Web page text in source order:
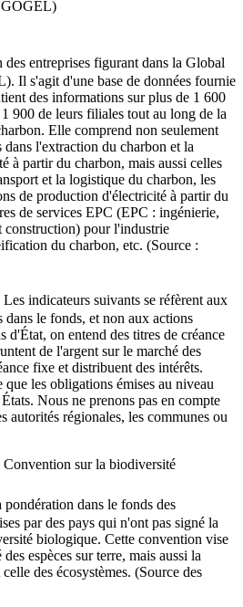
GOGEL)
des entreprises figurant dans la Global
Il s'agit d'une base de données fournie
des informations sur plus de 1 600
900 de leurs filiales tout au long de la
Elle comprend non seulement
dans l'extraction du charbon et la
à partir du charbon, mais aussi celles
et la logistique du charbon, les
de production d'électricité à partir du
de services EPC (EPC : ingénierie,
construction) pour l'industrie
du charbon, etc. (Source :
Les indicateurs suivants se réfèrent aux
le fonds, et non aux actions
d'État, on entend des titres de créance
de l'argent sur le marché des
fixe et distribuent des intérêts.
les obligations émises au niveau
Nous ne prenons pas en compte
autorités régionales, les communes ou
sur la biodiversité
dans le fonds des
par des pays qui n'ont pas signé la
biologique. Cette convention vise
espèces sur terre, mais aussi la
des écosystèmes. (Source des